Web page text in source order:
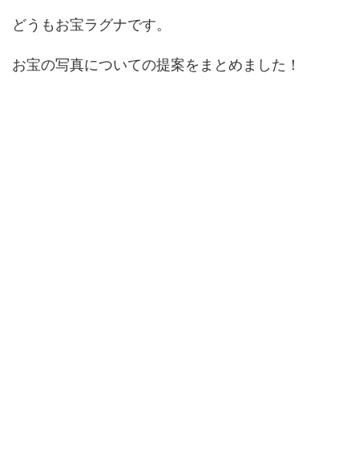
どうもお宝ラグナです。
お宝の写真についての提案をまとめました！